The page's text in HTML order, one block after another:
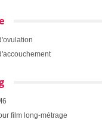
film long-métrage